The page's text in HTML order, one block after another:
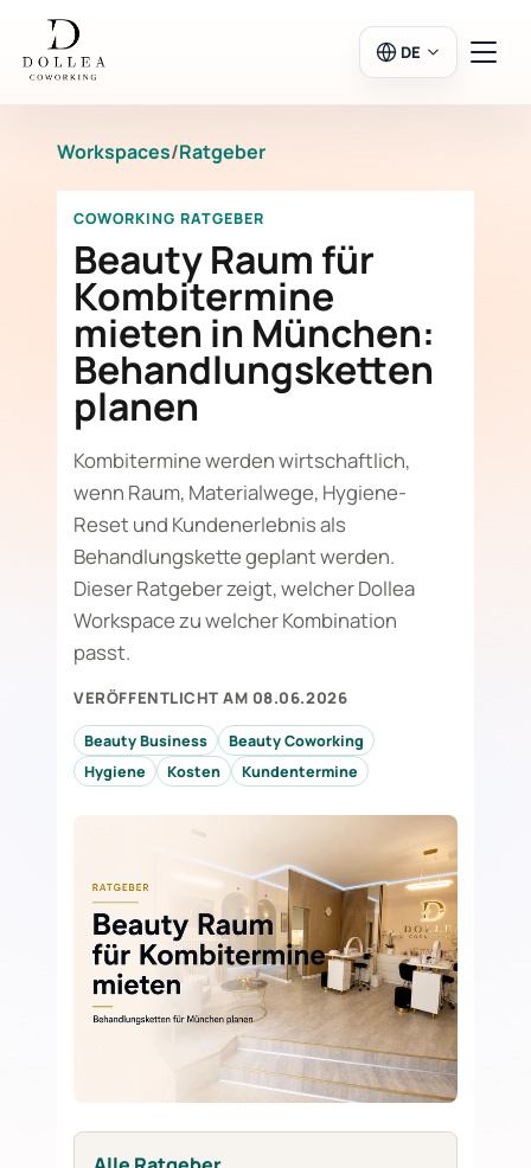
DE
Login
Zum Salon
Workspaces
Kalender
Workspaces/Ratgeber
COWORKING RATGEBER
Beauty Raum für
Kombitermine
mieten in München:
Behandlungsketten
planen
Kombitermine werden wirtschaftlich,
wenn Raum, Materialwege, Hygiene-
Reset und Kundenerlebnis als
Behandlungskette geplant werden.
Dieser Ratgeber zeigt, welcher Dollea
Workspace zu welcher Kombination
passt.
VERÖFFENTLICHT AM 08.06.2026
Beauty Business
Beauty Coworking
Hygiene
Kosten Kundentermine